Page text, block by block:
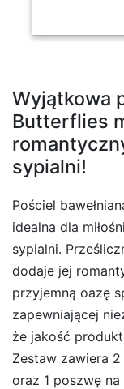
Wyjątkowa
Butterflies
sypialni!
Pościel
idealna dla
sypialni.
dodaje jej
przyjemną oazę
zapewniającej
że jakość
Zestaw zawiera
oraz 1 poszwę